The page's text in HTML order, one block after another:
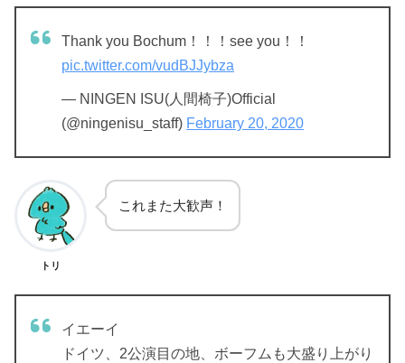
Thank you Bochum！！！see you！！
pic.twitter.com/vudBJJybza
— NINGEN ISU(人間椅子)Official
(@ningenisu_staff) February 20, 2020
トリ
これまた大歓声！
イエーイ
ドイツ、2公演目の地、ボーフムも大盛り上がり